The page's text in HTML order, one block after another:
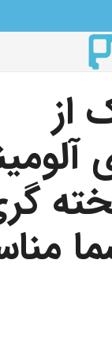
از